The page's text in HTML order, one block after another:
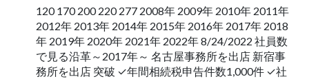
120 170 200 220 277 2008年 2009年 2010年 2011年
2012年 2013年 2014年 2015年 2016年 2017年 2018
年 2019年 2020年 2021年 2022年 8/24/2022 社員数
で見る沿革～2017年～ 名古屋事務所を出店 新宿事
務所を出店 突破 ✓年間相続税申告件数1,000件 ✓社